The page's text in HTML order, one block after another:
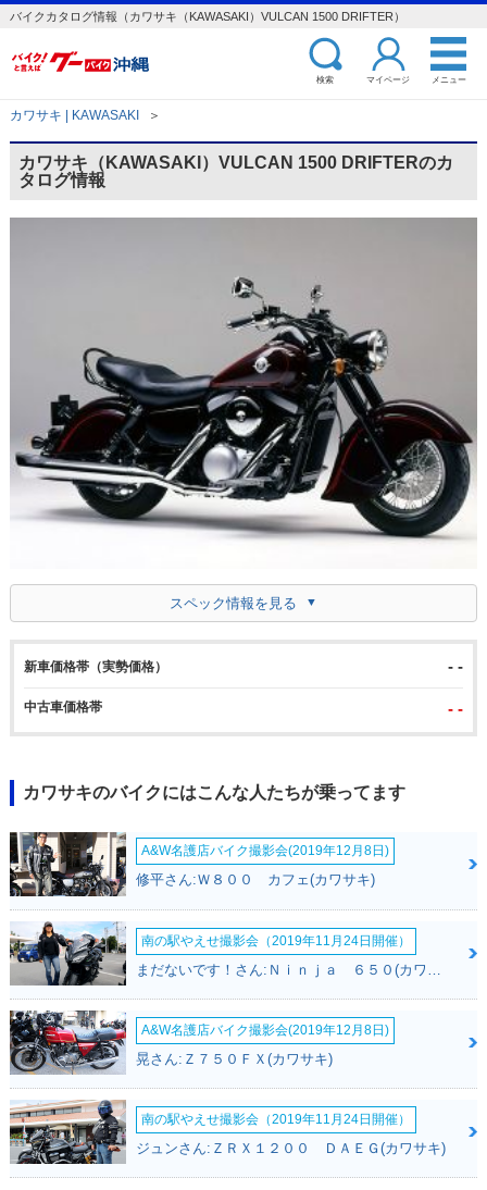
バイクカタログ情報（カワサキ（KAWASAKI）VULCAN 1500 DRIFTER）
検索 マイページ メニュー
カワサキ | KAWASAKI ＞
カワサキ（KAWASAKI）VULCAN 1500 DRIFTERのカ
タログ情報
スペック情報を見る
新車価格帯（実勢価格） - -
中古車価格帯 - -
カワサキのバイクにはこんな人たちが乗ってます
A&W名護店バイク撮影会(2019年12月8日)
修平さん:Ｗ８００ カフェ(カワサキ)
南の駅やえせ撮影会（2019年11月24日開催）
A&W名護店バイク撮影会(2019年12月8日)
晃さん:Ｚ７５０ＦＸ(カワサキ)
南の駅やえせ撮影会（2019年11月24日開催）
ジュンさん:ＺＲＸ１２００ ＤＡＥＧ(カワサキ)